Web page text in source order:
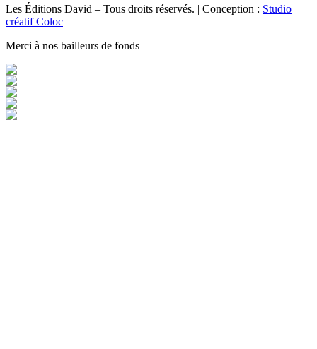
Les Éditions David – Tous droits réservés. | Conception : Studio
créatif Coloc
Merci à nos bailleurs de fonds